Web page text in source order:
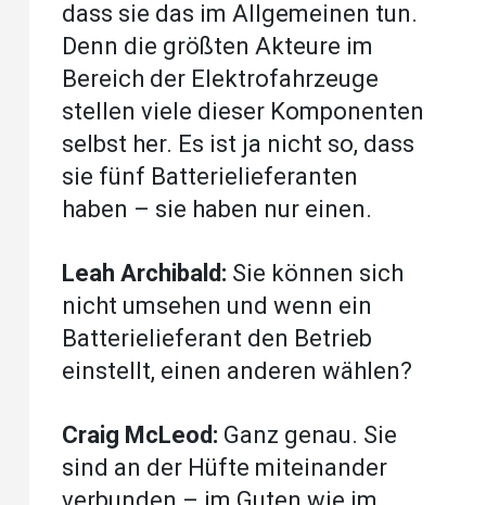
dass sie das im Allgemeinen tun.
Denn die größten Akteure im
Bereich der Elektrofahrzeuge
stellen viele dieser Komponenten
selbst her. Es ist ja nicht so, dass
sie fünf Batterielieferanten
haben – sie haben nur einen.
Leah Archibald: Sie können sich
nicht umsehen und wenn ein
Batterielieferant den Betrieb
einstellt, einen anderen wählen?
Craig McLeod: Ganz genau. Sie
sind an der Hüfte miteinander